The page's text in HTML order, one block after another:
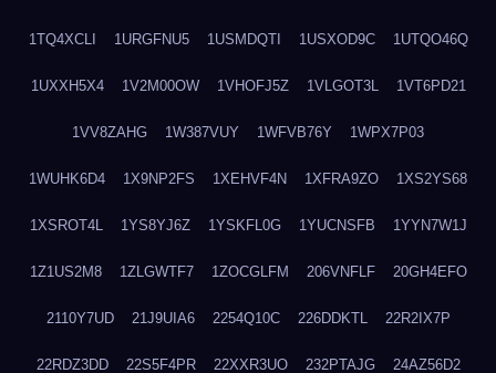
1TQ4XCLI 1URGFNU5 1USMDQTI 1USXOD9C 1UTQO46Q
1UXXH5X4 1V2M00OW 1VHOFJ5Z 1VLGOT3L 1VT6PD21
1VV8ZAHG 1W387VUY 1WFVB76Y 1WPX7P03
1WUHK6D4 1X9NP2FS 1XEHVF4N 1XFRA9ZO 1XS2YS68
1XSROT4L 1YS8YJ6Z 1YSKFL0G 1YUCNSFB 1YYN7W1J
1Z1US2M8 1ZLGWTF7 1ZOCGLFM 206VNFLF 20GH4EFO
2110Y7UD 21J9UIA6 2254Q10C 226DDKTL 22R2IX7P
22RDZ3DD 22S5F4PR 22XXR3UO 232PTAJG 24AZ56D2